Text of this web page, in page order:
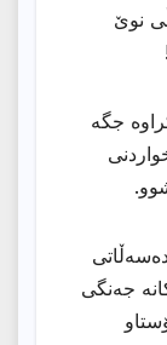
نوێ
جگە
خواردنی
جەنگی